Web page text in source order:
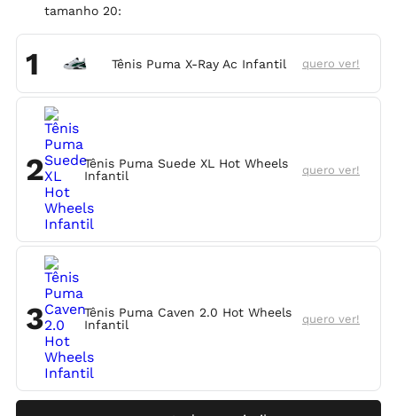
tamanho 20:
1 Tênis Puma X-Ray Ac Infantil quero ver!
2
Tênis Puma Suede XL Hot Wheels
Infantil
quero ver!
3
Tênis Puma Caven 2.0 Hot Wheels
Infantil
quero ver!